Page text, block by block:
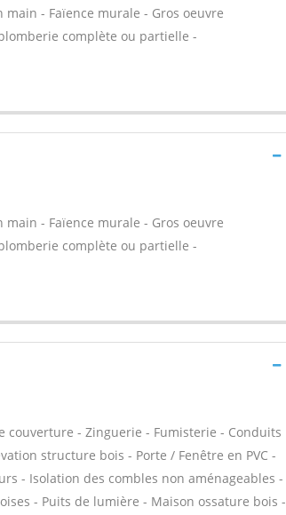
- Faïence murale - Gros oeuvre
complète ou partielle -
- Faïence murale - Gros oeuvre
complète ou partielle -
- Zinguerie - Fumisterie - Conduits
structure bois - Porte / Fenêtre en PVC -
- Isolation des combles non aménageables -
- Puits de lumière - Maison ossature bois -